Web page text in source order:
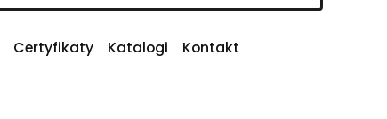
Certyfikaty Katalogi Kontakt